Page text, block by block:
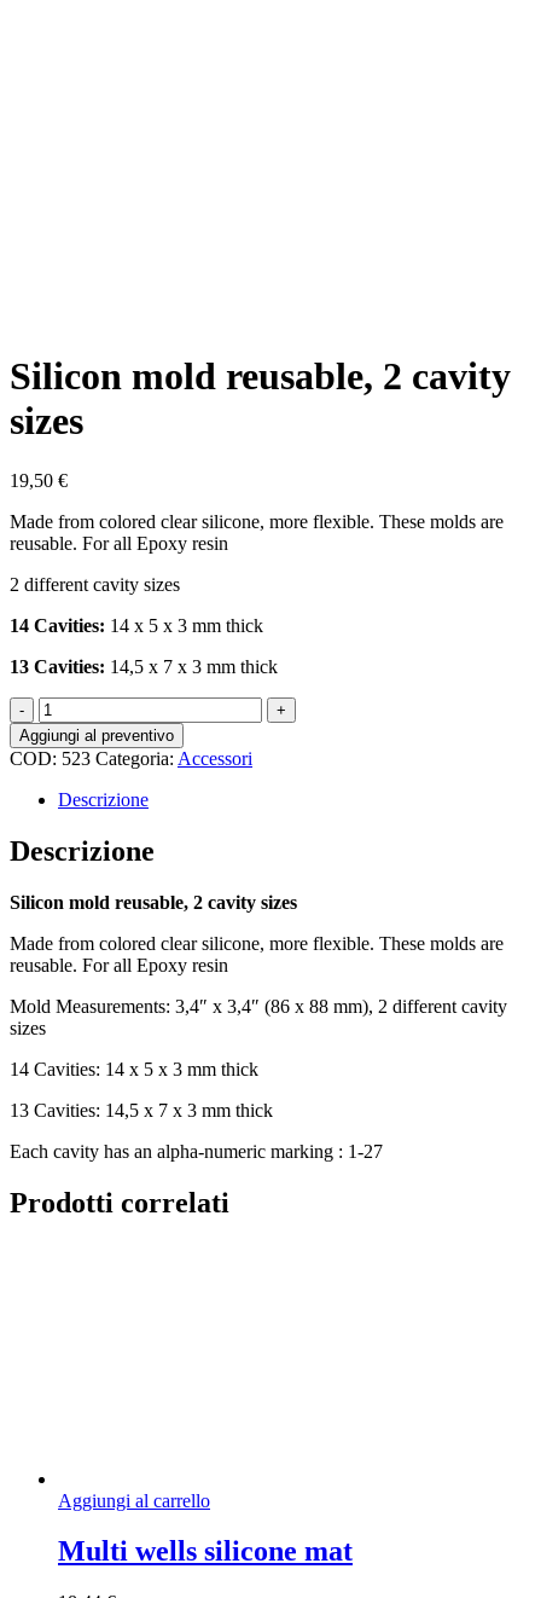
Silicon mold reusable, 2 cavity
sizes
19,50 €
Made from colored clear silicone, more flexible. These molds are
reusable. For all Epoxy resin
2 different cavity sizes
14 Cavities: 14 x 5 x 3 mm thick
13 Cavities: 14,5 x 7 x 3 mm thick
Silicon
mold
reusable,
2
cavity
sizes
quantità
Aggiungi al preventivo
COD: 523 Categoria: Accessori
Descrizione
Descrizione
Silicon mold reusable, 2 cavity sizes
Made from colored clear silicone, more flexible. These molds are
reusable. For all Epoxy resin
Mold Measurements: 3,4″ x 3,4″ (86 x 88 mm), 2 different cavity
sizes
14 Cavities: 14 x 5 x 3 mm thick
13 Cavities: 14,5 x 7 x 3 mm thick
Each cavity has an alpha-numeric marking : 1-27
Prodotti correlati
Aggiungi al carrello
Multi wells silicone mat